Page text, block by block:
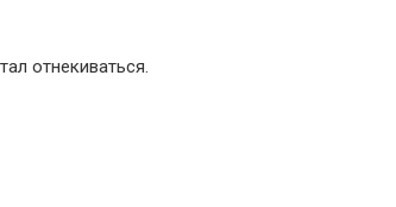
отнекиваться.